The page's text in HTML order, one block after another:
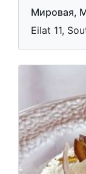
Мировая,
Eilat 11,